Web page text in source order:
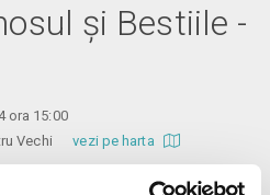
și Bestiile -
ora 15:00
Vechivezi pe harta